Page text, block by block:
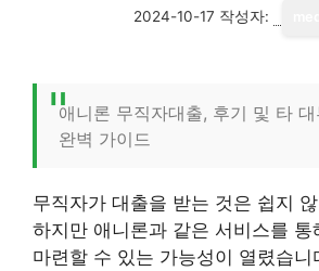
2024-10-17 작성자:
애니론 무직자대출, 후기 및 타
완벽 가이드
무직자가 대출을 받는 것은 쉽지
하지만 애니론과 같은 서비스를 통
마련할 수 있는 가능성이 열렸습니